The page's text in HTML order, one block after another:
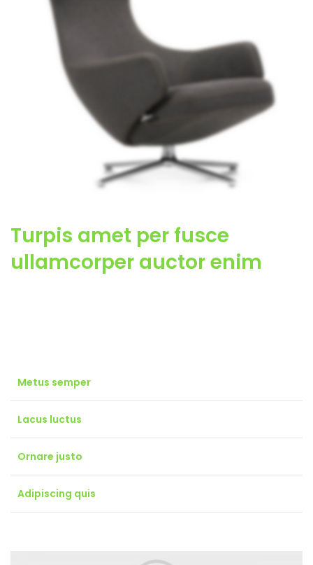
Turpis amet per fusce
ullamcorper auctor enim
Metus semper
Lacus luctus
Ornare justo
Adipiscing quis